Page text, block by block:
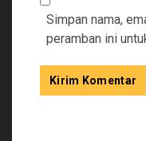
Simpan nama,
peramban ini